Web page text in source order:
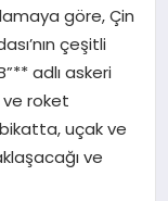
göre, Çin
çeşitli
adlı askeri
roket
uçak ve
ve